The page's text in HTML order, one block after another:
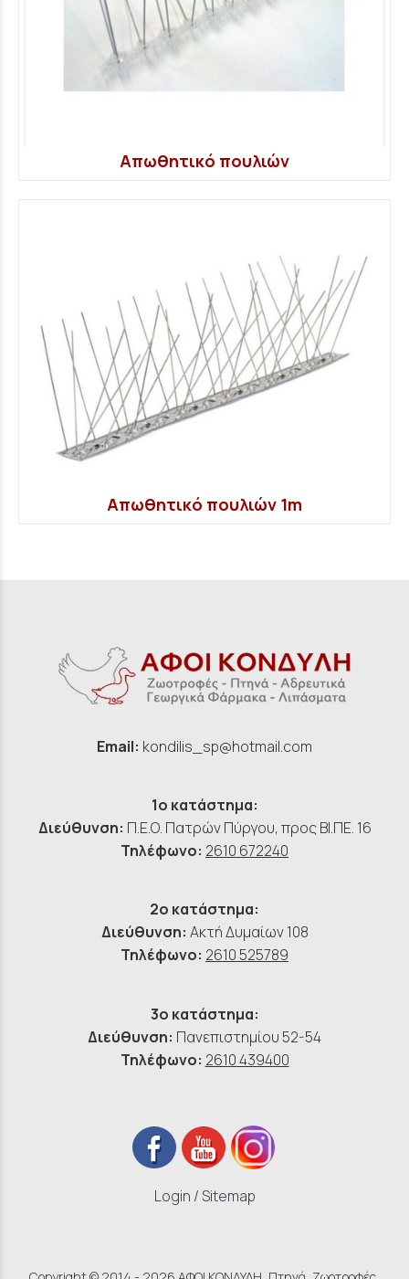
Απωθητικό πουλιών
Απωθητικό πουλιών 1m
Email: kondilis_sp@hotmail.com
1ο κατάστημα:
Διεύθυνση: Π.Ε.Ο. Πατρών Πύργου, προς ΒΙ.ΠΕ. 16
Τηλέφωνο: 2610 672240
2ο κατάστημα:
Διεύθυνση: Ακτή Δυμαίων 108
Τηλέφωνο: 2610 525789
3ο κατάστημα:
Διεύθυνση: Πανεπιστημίου 52-54
Τηλέφωνο: 2610 439400
Login /Sitemap